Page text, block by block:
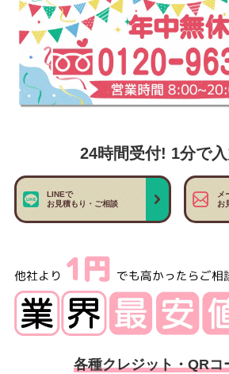
24時間受付! 1分で
LINEで
お見積もり・ご相談
メ
お
各種クレジット・QRコ